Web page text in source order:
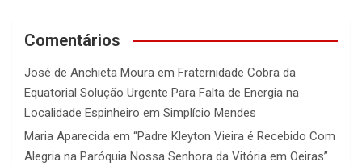
Comentários
José de Anchieta Moura em Fraternidade Cobra da
Equatorial Solução Urgente Para Falta de Energia na
Localidade Espinheiro em Simplício Mendes
Maria Aparecida em “Padre Kleyton Vieira é Recebido Com
Alegria na Paróquia Nossa Senhora da Vitória em Oeiras”